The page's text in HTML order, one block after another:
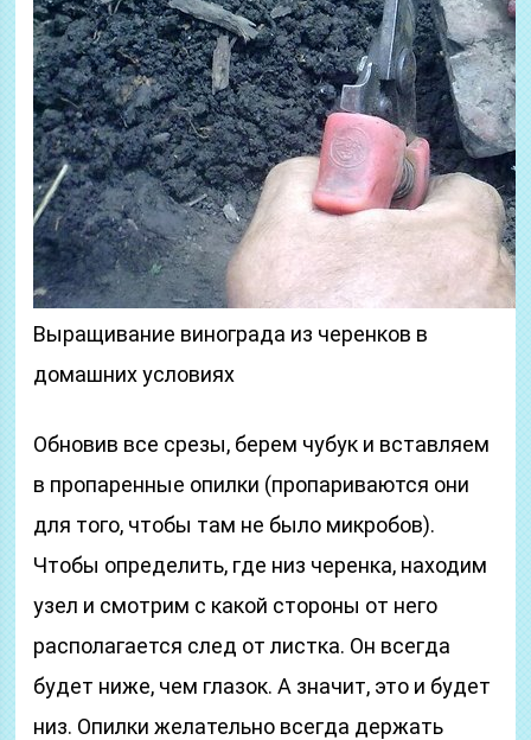
Выращивание винограда из черенков в
домашних условиях
Обновив все срезы, берем чубук и вставляем
в пропаренные опилки (пропариваются они
для того, чтобы там не было микробов).
Чтобы определить, где низ черенка, находим
узел и смотрим с какой стороны от него
располагается след от листка. Он всегда
будет ниже, чем глазок. А значит, это и будет
низ. Опилки желательно всегда держать